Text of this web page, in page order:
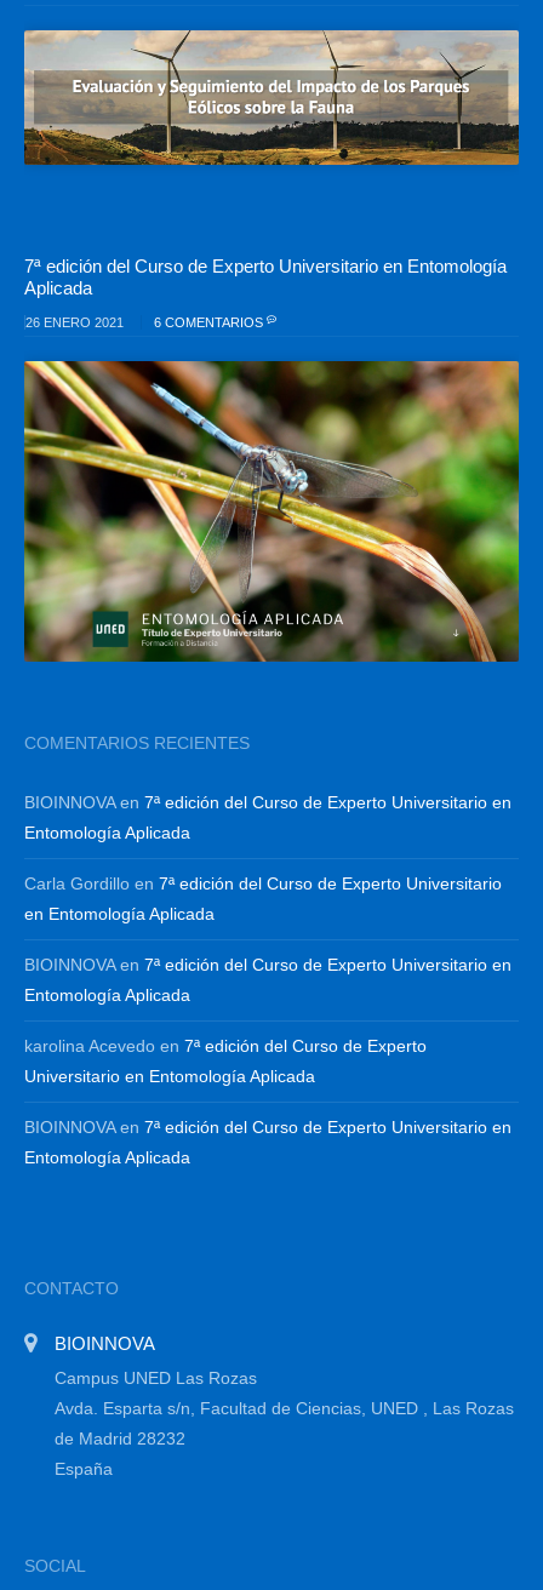
7ª edición del Curso de Experto Universitario en Entomología
Aplicada
26 ENERO 2021 6 COMENTARIOS
COMENTARIOS RECIENTES
BIOINNOVAen 7ª edición del Curso de Experto Universitario en
Entomología Aplicada
Carla Gordillo en 7ª edición del Curso de Experto Universitario
en Entomología Aplicada
BIOINNOVAen 7ª edición del Curso de Experto Universitario en
Entomología Aplicada
karolina Acevedo en 7ª edición del Curso de Experto
Universitario en Entomología Aplicada
BIOINNOVAen 7ª edición del Curso de Experto Universitario en
Entomología Aplicada
CONTACTO
BIOINNOVA
Campus UNED Las Rozas
Avda. Esparta s/n, Facultad de Ciencias, UNED , Las Rozas
de Madrid 28232
España
SOCIAL